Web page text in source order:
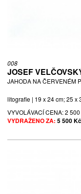
008
JOSEF
JAHODA NA ČERVENÉM
litografie | 19 x 24 cm; 25 x
VYVOLÁVACÍ CENA:2
VYDRAŽENO ZA: 5 500 Kč